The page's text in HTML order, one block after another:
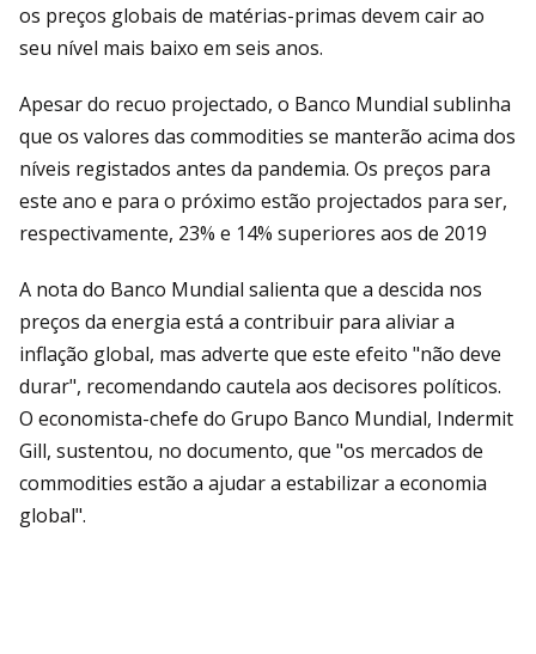
os preços globais de matérias-primas devem cair ao
seu nível mais baixo em seis anos.
Apesar do recuo projectado, o Banco Mundial sublinha
que os valores das commodities se manterão acima dos
níveis registados antes da pandemia. Os preços para
este ano e para o próximo estão projectados para ser,
respectivamente, 23% e 14% superiores aos de 2019
A nota do Banco Mundial salienta que a descida nos
preços da energia está a contribuir para aliviar a
inflação global, mas adverte que este efeito "não deve
durar", recomendando cautela aos decisores políticos.
O economista-chefe do Grupo Banco Mundial, Indermit
Gill, sustentou, no documento, que "os mercados de
commodities estão a ajudar a estabilizar a economia
global".